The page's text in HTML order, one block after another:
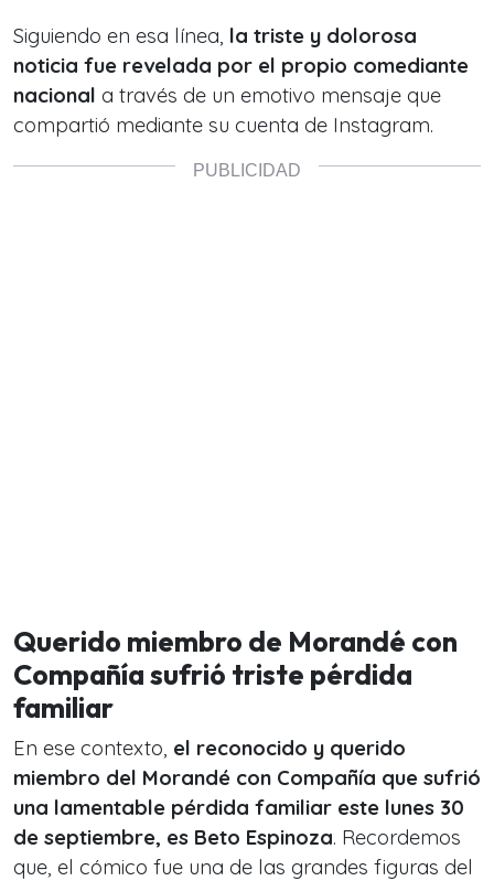
Siguiendo en esa línea, la triste y dolorosa
noticia fue revelada por el propio comediante
nacional a través de un emotivo mensaje que
compartió mediante su cuenta de Instagram.
Querido miembro de Morandé con
Compañía sufrió triste pérdida
familiar
En ese contexto, el reconocido y querido
miembro del Morandé con Compañía que sufrió
una lamentable pérdida familiar este lunes 30
de septiembre, es Beto Espinoza. Recordemos
que, el cómico fue una de las grandes figuras del